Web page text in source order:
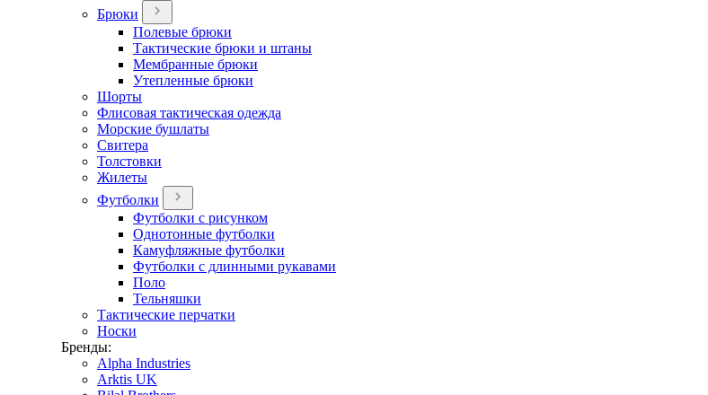
Брюки
Полевые брюки
Тактические брюки и штаны
Мембранные брюки
Утепленные брюки
Шорты
Флисовая тактическая одежда
Морские бушлаты
Свитера
Толстовки
Жилеты
Футболки
Футболки с рисунком
Однотонные футболки
Камуфляжные футболки
Футболки с длинными рукавами
Поло
Тельняшки
Тактические перчатки
Носки
Бренды:
Alpha Industries
Arktis UK